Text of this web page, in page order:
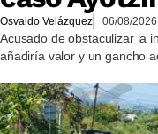
Osvaldo Velázquez 06/08/2026
Acusado de obstaculizar la
añadiría valor y un gancho